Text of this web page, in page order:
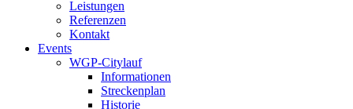
Leistungen
Referenzen
Kontakt
Events
WGP-Citylauf
Informationen
Streckenplan
Historie